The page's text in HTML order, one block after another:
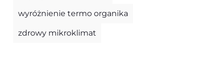
wyróżnienie termo organika
zdrowy mikroklimat